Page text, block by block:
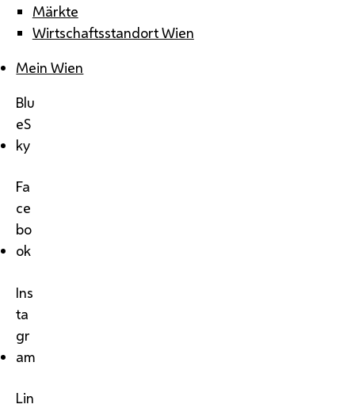
Märkte
Wirtschaftsstandort Wien
Mein Wien
Blu
eS
ky
Fa
ce
bo
ok
Ins
ta
gr
am
Lin